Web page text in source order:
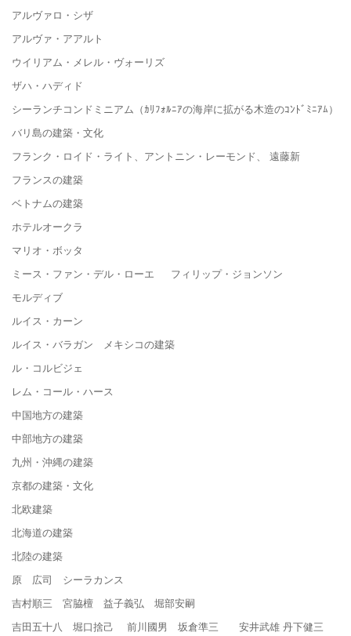
アルヴァロ・シザ
アルヴァ・アアルト
ウイリアム・メレル・ヴォーリズ
ザハ・ハディド
シーランチコンドミニアム（ｶﾘﾌｫﾙﾆｱの海岸に拡がる木造のｺﾝﾄﾞﾐﾆｱﾑ）
バリ島の建築・文化
フランク・ロイド・ライト、アントニン・レーモンド、 遠藤新
フランスの建築
ベトナムの建築
ホテルオークラ
マリオ・ボッタ
ミース・ファン・デル・ローエ フィリップ・ジョンソン
モルディブ
ルイス・カーン
ルイス・バラガン メキシコの建築
ル・コルビジェ
レム・コール・ハース
中国地方の建築
中部地方の建築
九州・沖縄の建築
京都の建築・文化
北欧建築
北海道の建築
北陸の建築
原 広司 シーラカンス
吉村順三 宮脇檀 益子義弘 堀部安嗣
吉田五十八 堀口捨己 前川國男 坂倉準三 安井武雄 丹下健三